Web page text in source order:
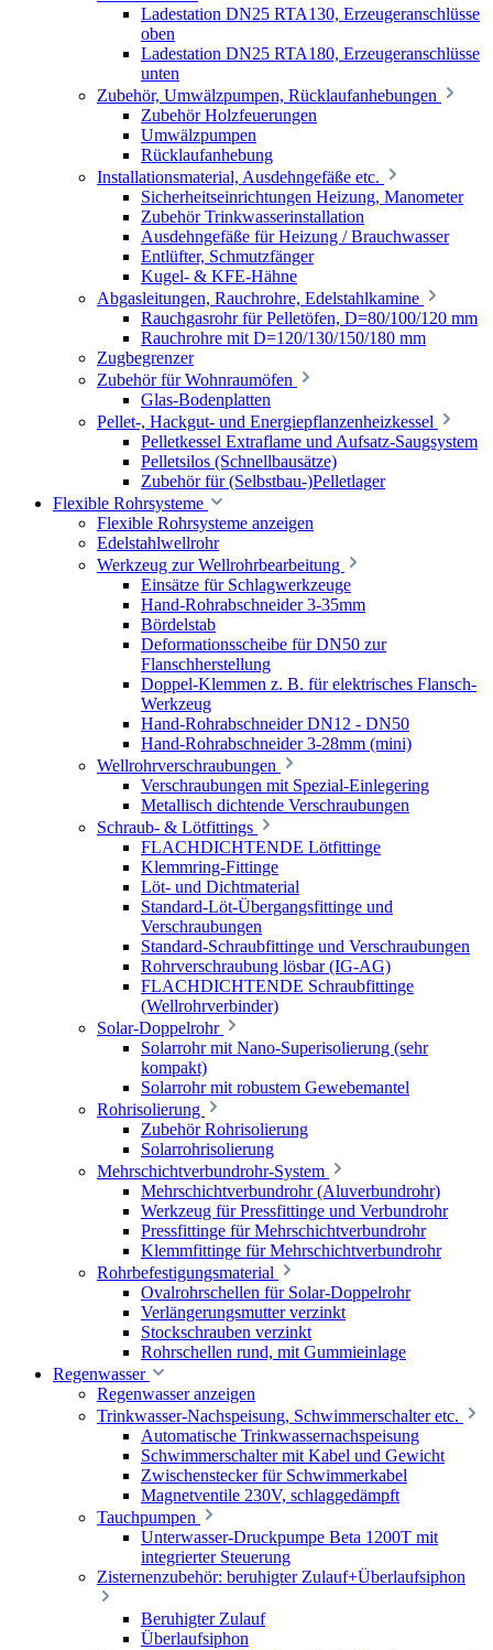
Ladestation DN25 RTA130, Erzeugeranschlüsse
oben
Ladestation DN25 RTA180, Erzeugeranschlüsse
unten
Zubehör, Umwälzpumpen, Rücklaufanhebungen
Zubehör Holzfeuerungen
Umwälzpumpen
Rücklaufanhebung
Installationsmaterial, Ausdehngefäße etc.
Sicherheitseinrichtungen Heizung, Manometer
Zubehör Trinkwasserinstallation
Ausdehngefäße für Heizung / Brauchwasser
Entlüfter, Schmutzfänger
Kugel- & KFE-Hähne
Abgasleitungen, Rauchrohre, Edelstahlkamine
Rauchgasrohr für Pelletöfen, D=80/100/120 mm
Rauchrohre mit D=120/130/150/180 mm
Zugbegrenzer
Zubehör für Wohnraumöfen
Glas-Bodenplatten
Pellet-, Hackgut- und Energiepflanzenheizkessel
Pelletkessel Extraflame und Aufsatz-Saugsystem
Pelletsilos (Schnellbausätze)
Zubehör für (Selbstbau-)Pelletlager
Flexible Rohrsysteme
Flexible Rohrsysteme anzeigen
Edelstahlwellrohr
Werkzeug zur Wellrohrbearbeitung
Einsätze für Schlagwerkzeuge
Hand-Rohrabschneider 3-35mm
Bördelstab
Deformationsscheibe für DN50 zur
Flanschherstellung
Doppel-Klemmen z. B. für elektrisches Flansch-
Werkzeug
Hand-Rohrabschneider DN12 - DN50
Hand-Rohrabschneider 3-28mm (mini)
Wellrohrverschraubungen
Verschraubungen mit Spezial-Einlegering
Metallisch dichtende Verschraubungen
Schraub- & Lötfittings
FLACHDICHTENDE Lötfittinge
Klemmring-Fittinge
Löt- und Dichtmaterial
Standard-Löt-Übergangsfittinge und
Verschraubungen
Standard-Schraubfittinge und Verschraubungen
Rohrverschraubung lösbar (IG-AG)
FLACHDICHTENDE Schraubfittinge
(Wellrohrverbinder)
Solar-Doppelrohr
Solarrohr mit Nano-Superisolierung (sehr
kompakt)
Solarrohr mit robustem Gewebemantel
Rohrisolierung
Zubehör Rohrisolierung
Solarrohrisolierung
Mehrschichtverbundrohr-System
Mehrschichtverbundrohr (Aluverbundrohr)
Werkzeug für Pressfittinge und Verbundrohr
Pressfittinge für Mehrschichtverbundrohr
Klemmfittinge für Mehrschichtverbundrohr
Rohrbefestigungsmaterial
Ovalrohrschellen für Solar-Doppelrohr
Verlängerungsmutter verzinkt
Stockschrauben verzinkt
Rohrschellen rund, mit Gummieinlage
Regenwasser
Regenwasser anzeigen
Trinkwasser-Nachspeisung, Schwimmerschalter etc.
Automatische Trinkwassernachspeisung
Schwimmerschalter mit Kabel und Gewicht
Zwischenstecker für Schwimmerkabel
Magnetventile 230V, schlaggedämpft
Tauchpumpen
Unterwasser-Druckpumpe Beta 1200T mit
integrierter Steuerung
Zisternenzubehör: beruhigter Zulauf+Überlaufsiphon
Beruhigter Zulauf
Überlaufsiphon